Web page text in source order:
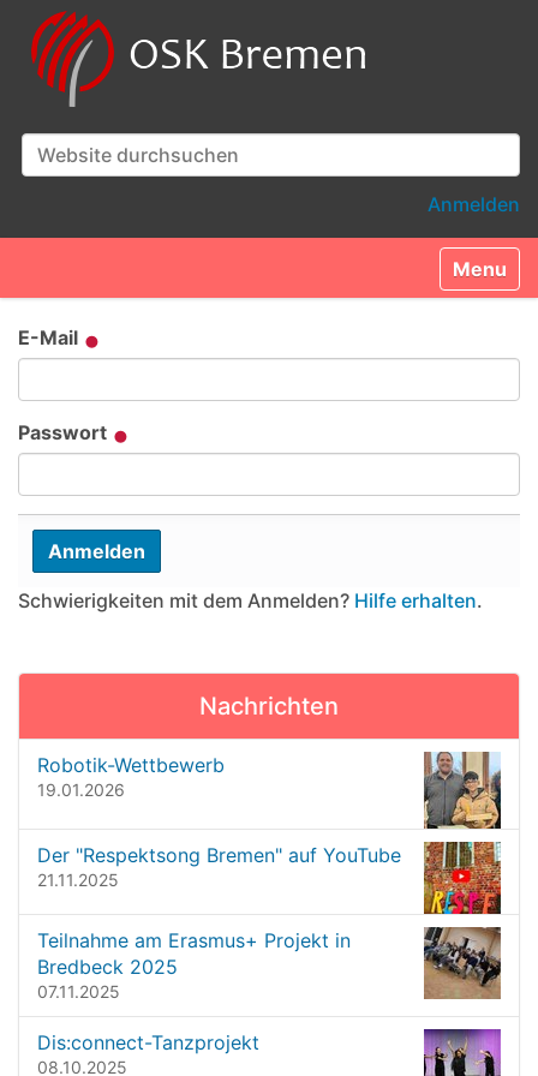
Website durchsuchen
Anmelden
Toggle
E-Mail
Passwort
Schwierigkeiten mit dem Anmelden? Hilfe erhalten.
Nachrichten
Robotik-Wettbewerb
19.01.2026
Der "Respektsong Bremen" auf YouTube
21.11.2025
Teilnahme am Erasmus+ Projekt in
Bredbeck 2025
07.11.2025
Dis:connect-Tanzprojekt
08.10.2025